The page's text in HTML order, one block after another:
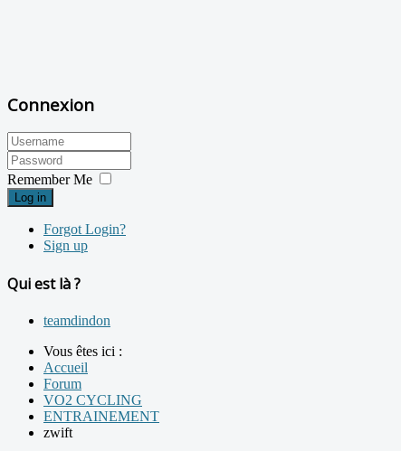
Connexion
Remember Me
Log in
Forgot Login?
Sign up
Qui est là ?
teamdindon
Vous êtes ici :
Accueil
Forum
VO2 CYCLING
ENTRAINEMENT
zwift